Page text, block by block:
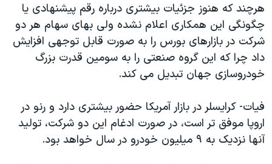
اعتراضات مردمی آبان ۹۸
اسرائیل در جنگ
نرگس محمدی برنده جایزه نوبل صلح
صفحه‌های ویژه
سفر پرزیدنت ترامپ به چین
هرچند که هنوز جزئیات بیشتری درباره رقم پیشنهادی یا
چگونگی این همکاری اعلام نشده ولی بهای سهام هر دو
شرکت در بازارهای بورس را به صورت قابل توجهی افزایش
داد چرا که این گروه صنعتی را به سومین قدرت بزرگ
خودروسازی جهان تبدیل می کند.
فیات- کرایسلر در بازار آمریکا حضور بیشتری دارد و رنو در
اروپا موفق تر است، در صورت ادغام این دو شرکت، تولید
آنها نزدیک به ۹ میلیون خودرو در سال خواهد بود.